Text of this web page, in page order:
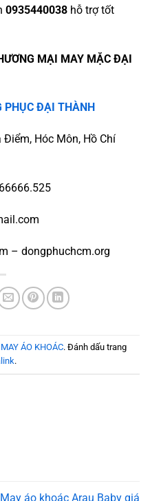
0935440038 hỗ trợ tốt
MẠI MAY MẶC ĐẠI
PHỤC ĐẠI THÀNH
Hóc Môn, Hồ Chí
– dongphuchcm.org
MAY ÁO KHOÁC. Đánh dấu trang
.
May áo khoác Arau Baby giá